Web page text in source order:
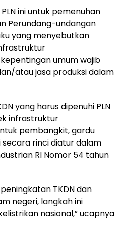
ini untuk pemenuhan
Perundang-undangan
yang menyebutkan
umum wajib
atau jasa produksi dalam
yang harus dipenuhi PLN
infrastruktur
pembangkit, gardu
secara rinci diatur dalam
RI Nomor 54 tahun
TKDN dan
negeri, langkah ini
nasional,” ucapnya